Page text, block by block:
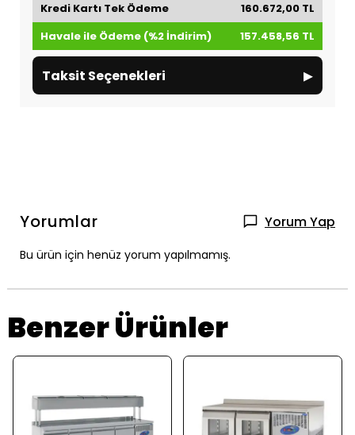
Kredi Kartı Tek Ödeme
160.672,00 TL
Havale ile Ödeme (%2 İndirim)
157.458,56 TL
Taksit Seçenekleri ▸
Yorumlar Yorum Yap
Bu ürün için henüz yorum yapılmamış.
Benzer Ürünler